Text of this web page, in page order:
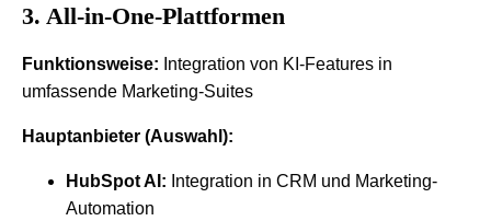
3. All-in-One-Plattformen
Funktionsweise: Integration von KI-Features in
umfassende Marketing-Suites
Hauptanbieter (Auswahl):
HubSpot AI: Integration in CRM und Marketing-
Automation